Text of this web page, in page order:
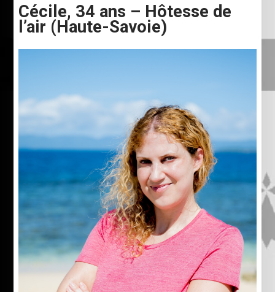
Cécile, 34 ans – Hôtesse de
l’air (Haute-Savoie)